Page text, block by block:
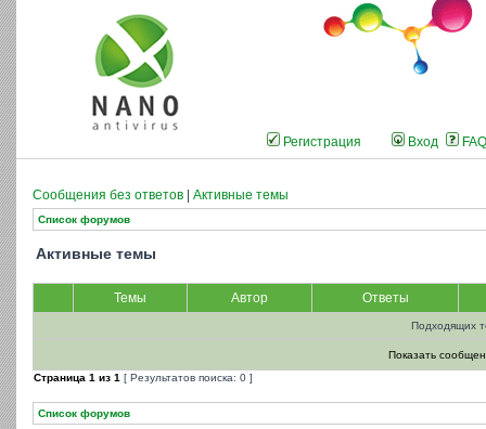
Регистрация Вход FAQ
Сообщения без ответов Активные темы
Список форумов
Активные темы
Темы Автор Ответы
Подходящих
Показать
Страница 1 из 1 [ Результатов поиска: 0 ]
Список форумов